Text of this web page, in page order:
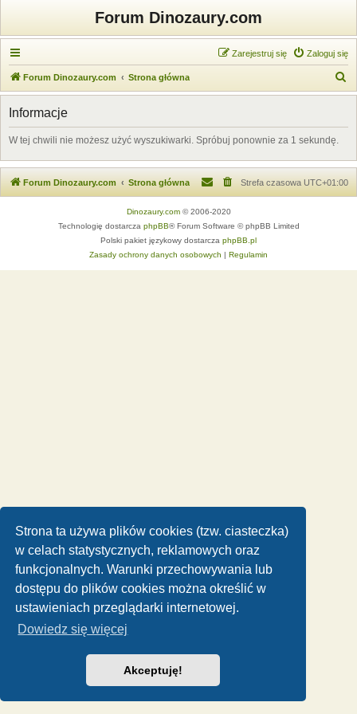
Strona ta używa plików cookies (tzw. ciasteczka)
w celach statystycznych, reklamowych oraz
funkcjonalnych. Warunki przechowywania lub
dostępu do plików cookies można określić w
ustawieniach przeglądarki internetowej.
Dowiedz się więcej
Akceptuję!
Forum Dinozaury.com
Zaloguj się
Zarejestruj się
Forum Dinozaury.com Strona główna
z
Informacje
W tej chwili nie możesz użyć wyszukiwarki. Spróbuj ponownie za 1 sekundę.
Forum Dinozaury.com Strona główna Strefa czasowa UTC+01:00
Dinozaury.com© 2006-2020
Technologię dostarcza phpBB® Forum Software © phpBB Limited
Polski pakiet językowy dostarcza phpBB.pl
Zasady ochrony danych osobowych | Regulamin